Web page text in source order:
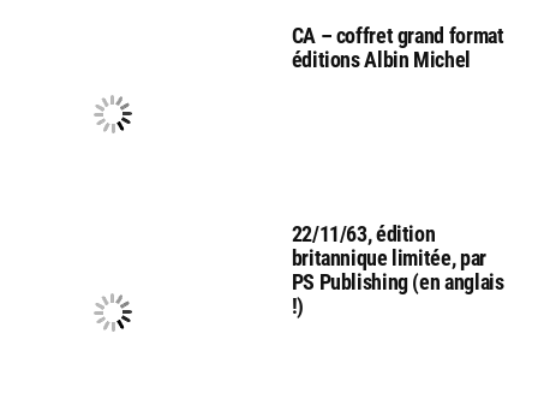
CA – coffret grand format
éditions Albin Michel
22/11/63, édition
britannique limitée, par
PS Publishing (en anglais
!)